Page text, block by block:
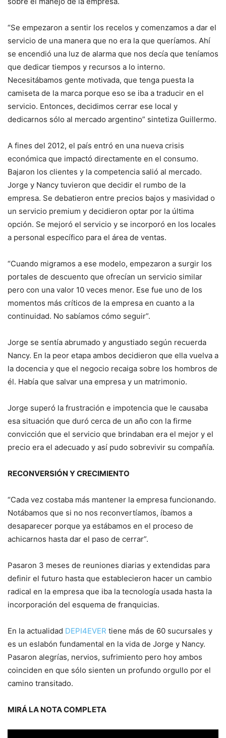
“Se empezaron a sentir los recelos y comenzamos a dar el
servicio de una manera que no era la que queríamos. Ahí
se encendió una luz de alarma que nos decía que teníamos
que dedicar tiempos y recursos a lo interno.
Necesitábamos gente motivada, que tenga puesta la
camiseta de la marca porque eso se iba a traducir en el
servicio. Entonces, decidimos cerrar ese local y
dedicarnos sólo al mercado argentino” sintetiza Guillermo.
A fines del 2012, el país entró en una nueva crisis
económica que impactó directamente en el consumo.
Bajaron los clientes y la competencia salió al mercado.
Jorge y Nancy tuvieron que decidir el rumbo de la
empresa. Se debatieron entre precios bajos y masividad o
un servicio premium y decidieron optar por la última
opción. Se mejoró el servicio y se incorporó en los locales
a personal específico para el área de ventas.
“Cuando migramos a ese modelo, empezaron a surgir los
portales de descuento que ofrecían un servicio similar
pero con una valor 10 veces menor. Ese fue uno de los
momentos más críticos de la empresa en cuanto a la
continuidad. No sabíamos cómo seguir”.
Jorge se sentía abrumado y angustiado según recuerda
Nancy. En la peor etapa ambos decidieron que ella vuelva a
la docencia y que el negocio recaiga sobre los hombros de
él. Había que salvar una empresa y un matrimonio.
Jorge superó la frustración e impotencia que le causaba
esa situación que duró cerca de un año con la firme
convicción que el servicio que brindaban era el mejor y el
precio era el adecuado y así pudo sobrevivir su compañía.
RECONVERSIÓN Y CRECIMIENTO
“Cada vez costaba más mantener la empresa funcionando.
Notábamos que si no nos reconvertíamos, íbamos a
desaparecer porque ya estábamos en el proceso de
achicarnos hasta dar el paso de cerrar”.
Pasaron 3 meses de reuniones diarias y extendidas para
definir el futuro hasta que establecieron hacer un cambio
radical en la empresa que iba la tecnología usada hasta la
incorporación del esquema de franquicias.
En la actualidad DEPI4EVER tiene más de 60 sucursales y
es un eslabón fundamental en la vida de Jorge y Nancy.
Pasaron alegrías, nervios, sufrimiento pero hoy ambos
coinciden en que sólo sienten un profundo orgullo por el
camino transitado.
MIRÁ LA NOTA COMPLETA